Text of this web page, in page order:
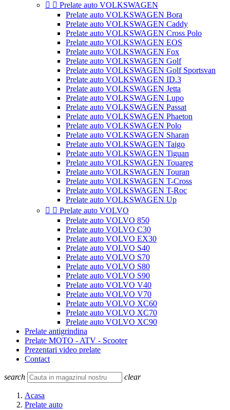
  Prelate auto VOLKSWAGEN
Prelate auto VOLKSWAGEN Bora
Prelate auto VOLKSWAGEN Caddy
Prelate auto VOLKSWAGEN Cross Polo
Prelate auto VOLKSWAGEN EOS
Prelate auto VOLKSWAGEN Fox
Prelate auto VOLKSWAGEN Golf
Prelate auto VOLKSWAGEN Golf Sportsvan
Prelate auto VOLKSWAGEN ID.3
Prelate auto VOLKSWAGEN Jetta
Prelate auto VOLKSWAGEN Lupo
Prelate auto VOLKSWAGEN Passat
Prelate auto VOLKSWAGEN Phaeton
Prelate auto VOLKSWAGEN Polo
Prelate auto VOLKSWAGEN Sharan
Prelate auto VOLKSWAGEN Taigo
Prelate auto VOLKSWAGEN Tiguan
Prelate auto VOLKSWAGEN Touareg
Prelate auto VOLKSWAGEN Touran
Prelate auto VOLKSWAGEN T-Cross
Prelate auto VOLKSWAGEN T-Roc
Prelate auto VOLKSWAGEN Up
  Prelate auto VOLVO
Prelate auto VOLVO 850
Prelate auto VOLVO C30
Prelate auto VOLVO EX30
Prelate auto VOLVO S40
Prelate auto VOLVO S70
Prelate auto VOLVO S80
Prelate auto VOLVO S90
Prelate auto VOLVO V40
Prelate auto VOLVO V70
Prelate auto VOLVO XC60
Prelate auto VOLVO XC70
Prelate auto VOLVO XC90
Prelate antigrindina
Prelate MOTO - ATV - Scooter
Prezentari video prelate
Contact
search clear
Acasa
Prelate auto